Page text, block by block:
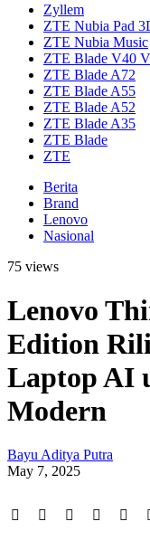
Zyllem
ZTE Nubia Pad
ZTE Nubia Music
ZTE Blade V40
ZTE Blade A72
ZTE Blade A55
ZTE Blade A52
ZTE Blade A35
ZTE Blade
ZTE
Berita
Brand
Lenovo
Nasional
75 views
Lenovo
Edition
Laptop AI
Modern
Bayu Aditya Putra
May 7, 2025